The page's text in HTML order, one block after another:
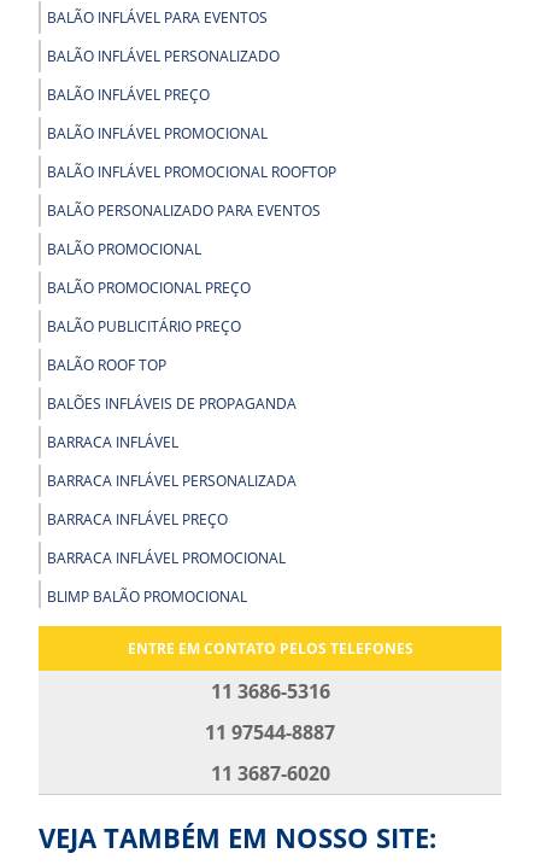
BALÃO INFLÁVEL PARA EVENTOS
BALÃO INFLÁVEL PERSONALIZADO
BALÃO INFLÁVEL PREÇO
BALÃO INFLÁVEL PROMOCIONAL
BALÃO INFLÁVEL PROMOCIONAL ROOFTOP
BALÃO PERSONALIZADO PARA EVENTOS
BALÃO PROMOCIONAL
BALÃO PROMOCIONAL PREÇO
BALÃO PUBLICITÁRIO PREÇO
BALÃO ROOF TOP
BALÕES INFLÁVEIS DE PROPAGANDA
BARRACA INFLÁVEL
BARRACA INFLÁVEL PERSONALIZADA
BARRACA INFLÁVEL PREÇO
BARRACA INFLÁVEL PROMOCIONAL
BLIMP BALÃO PROMOCIONAL
BOLA GIGANTE INFLÁVEL
BOLAS GIGANTES PARA SHOW
BONECO INFLÁVEL GIGANTE PREÇO
ENTRE EM CONTATO PELOS TELEFONES
11 3686-5316
11 97544-8887
11 3687-6020
VEJA TAMBÉM EM NOSSO SITE: